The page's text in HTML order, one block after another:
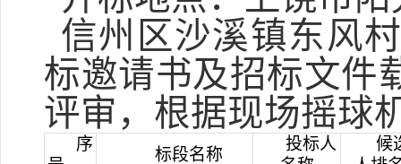
信州区沙溪镇东风
标邀请书及招标文件
评审，根据现场摇球
序
标段名称
投标人
候